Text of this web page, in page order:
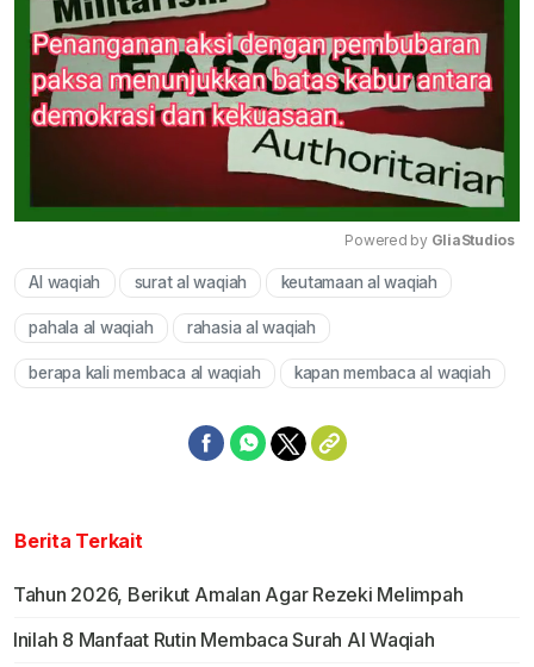
Mute
Powered by GliaStudios
Al waqiah surat al waqiah keutamaan al waqiah
pahala al waqiah rahasia al waqiah
berapa kali membaca al waqiah kapan membaca al waqiah
Berita Terkait
Tahun 2026, Berikut Amalan Agar Rezeki Melimpah
Inilah 8 Manfaat Rutin Membaca Surah Al Waqiah